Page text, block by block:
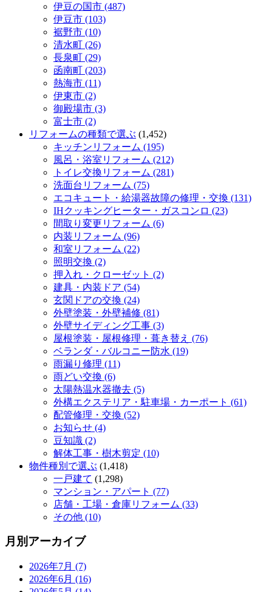
伊豆の国市 (487)
伊豆市 (103)
裾野市 (10)
清水町 (26)
長泉町 (29)
函南町 (203)
熱海市 (11)
伊東市 (2)
御殿場市 (3)
富士市 (2)
リフォームの種類で選ぶ (1,452)
キッチンリフォーム (195)
風呂・浴室リフォーム (212)
トイレ交換リフォーム (281)
洗面台リフォーム (75)
エコキュート・給湯器故障の修理・交換 (131)
IHクッキングヒーター・ガスコンロ (23)
間取り変更リフォーム (6)
内装リフォーム (96)
和室リフォーム (22)
照明交換 (2)
押入れ・クローゼット (2)
建具・内装ドア (54)
玄関ドアの交換 (24)
外壁塗装・外壁補修 (81)
外壁サイディング工事 (3)
屋根塗装・屋根修理・葺き替え (76)
ベランダ・バルコニー防水 (19)
雨漏り修理 (11)
雨どい交換 (6)
太陽熱温水器撤去 (5)
外構エクステリア・駐車場・カーポート (61)
配管修理・交換 (52)
お知らせ (4)
豆知識 (2)
解体工事・樹木剪定 (10)
物件種別で選ぶ (1,418)
一戸建て (1,298)
マンション・アパート (77)
店舗・工場・倉庫リフォーム (33)
その他 (10)
月別アーカイブ
2026年7月 (7)
2026年6月 (16)